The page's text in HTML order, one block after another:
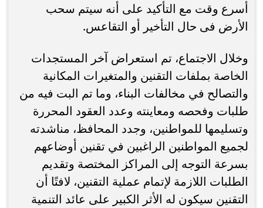
أسرع وقت مع التأكيد على أنه سيتم سحب
الأرض فى حال التأخير أو التقاعس.
وخلال الاجتماع، تم استعراض آخر المستجدات
الخاصة بملفات التقنين والمتغيرات المكانية
والتصالح في مخالفات البناء، وما تم البت فيه من
طلبات وفحصه ومعاينته وعدد العقود المحررة
وتسليمها للمواطنين، وجدد المحافظ، مناشدته
لجميع المواطنين الراغبين في تقنين أوضاعهم
بسرعة التوجه إلى المراكز المختصة وتقديم
الطلبات اللازمة لإتمام عملية التقنين، لافتًا أن
التقنين سيكون له الأثر الكبير على عائد التنمية